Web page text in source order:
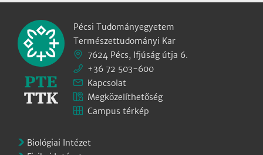
Pécsi Tudományegyetem
Természettudományi Kar
7624 Pécs, Ifjúság útja 6.
+36 72 503-600
Kapcsolat
Megközelíthetőség
Campus térkép
Biológiai Intézet